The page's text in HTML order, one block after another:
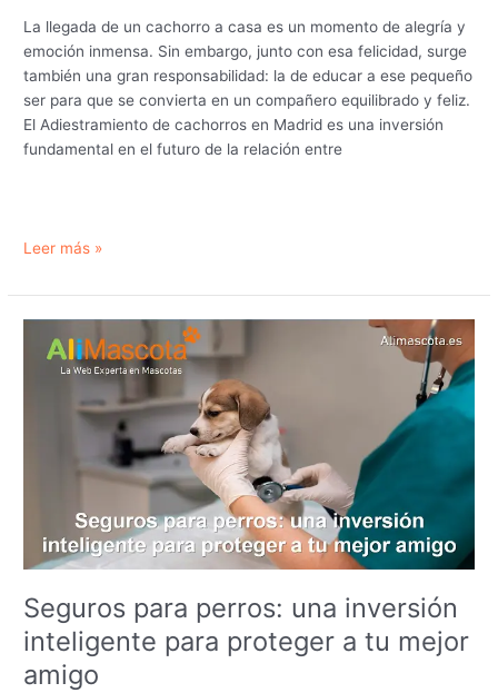
La llegada de un cachorro a casa es un momento de alegría y
emoción inmensa. Sin embargo, junto con esa felicidad, surge
también una gran responsabilidad: la de educar a ese pequeño
ser para que se convierta en un compañero equilibrado y feliz.
El Adiestramiento de cachorros en Madrid es una inversión
fundamental en el futuro de la relación entre
Adiestramiento
cachorros
en
Madrid:
cómo
inicio
Leer más »
Seguros para perros: una inversión
inteligente para proteger a tu mejor
amigo